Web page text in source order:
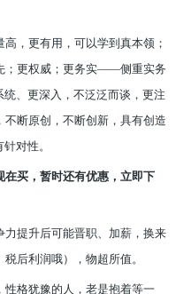
，更有用，可以学到真本领；
；更权威；更务实——侧重实务
、更深入，不泛泛而谈，更注
断原创，不断创新，具有创造
对性。
在买，暂时还有优惠，立即下
提升后可能晋职、加薪，换来
后利润哦），物超所值。
性格犹豫的人，老是抱着等一